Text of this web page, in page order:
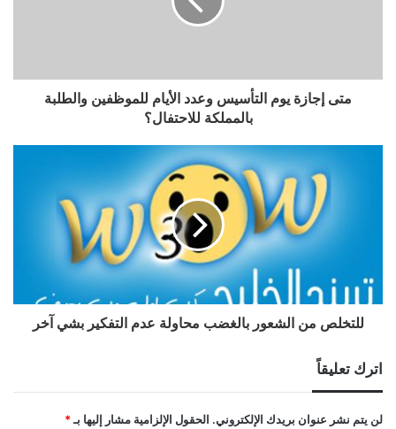
متى إجازة يوم التأسيس وعدد الأيام للموظفين والطلبة
بالمملكة للاحتفال؟
للتخلص من الشعور بالغضب محاولة عدم التفكير بشي آخر
اترك تعليقاً
لن يتم نشر عنوان بريدك الإلكتروني. الحقول الإلزامية مشار إليها بـ *